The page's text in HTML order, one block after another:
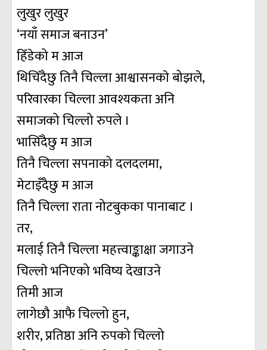
लुखुर लुखुर
‘नयाँ समाज बनाउन’
हिँडेको म आज
थिचिँदैछु तिनै चिल्ला आश्वासनकाे बोझले,
परिवारका चिल्ला आवश्यकता अनि
समाजको चिल्लो रुपले ।
भासिँदैछु म आज
तिनै चिल्ला सपनाको दलदलमा,
मेटाइँदैछु म आज
तिनै चिल्ला राता नोटबुकका पानाबाट ।
तर,
मलाई तिनै चिल्ला महत्त्वाङ्काक्षा जगाउने
चिल्लाे भनिएको भविष्य देखाउने
तिमी आज
लागेछौ आफै चिल्लो हुन,
शरीर, प्रतिष्ठा अनि रुपको चिल्लो